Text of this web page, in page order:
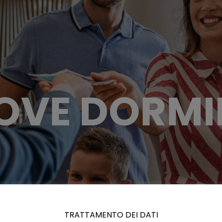
TRATTAMENTO DEI DATI